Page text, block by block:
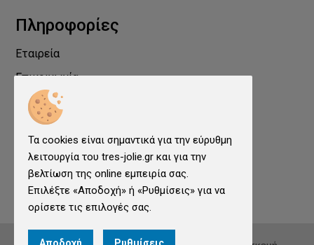
Πληροφορίες
Εταιρεία
Επικοινωνία
Προστασία Προσωπικών Δεδομένων
Όροι χρήσης
Ρυθμίσεις cookies
Τα cookies είναι σημαντικά για την εύρυθμη
λειτουργία του tres-jolie.gr και για την
βελτίωση της online εμπειρία σας.
Επιλέξτε «Αποδοχή» ή «Ρυθμίσεις» για να
ορίσετε τις επιλογές σας.